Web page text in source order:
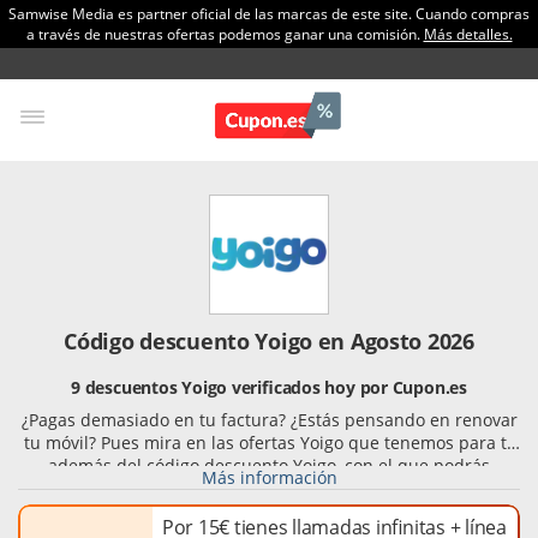
Samwise Media es partner oficial de las marcas de este site. Cuando compras
a través de nuestras ofertas podemos ganar una comisión. Más detalles.
Código descuento Yoigo en Agosto 2026
9 descuentos Yoigo verificados hoy por Cupon.es
¿Pagas demasiado en tu factura? ¿Estás pensando en renovar
tu móvil? Pues mira en las ofertas Yoigo que tenemos para ti,
además del código descuento Yoigo, con el que podrás
ahorrar una parte de tu compra. Corre ya a por tu código
promocional y empieza a ahorrar. Yoigo tiene a tu disposición
Más información
Por 15€ tienes llamadas infinitas + línea